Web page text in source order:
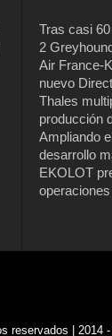
Tras casi
2
Air France-
nuevo
Thales
producción
Ampliando
desarrollo
EKOLOT
reservados | 2014